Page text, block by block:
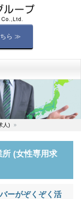
ちら ≫
人)
(女性専用求
ーがぞくぞく活